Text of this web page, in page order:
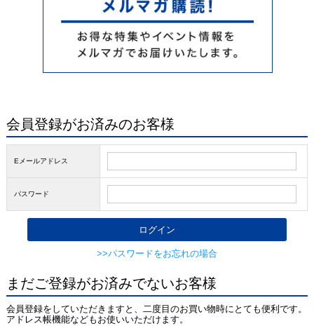
会員登録がお済みのお客様
Eメールアドレス
パスワード
>>パスワードをお忘れの場合
まだご登録がお済みでないお客様
会員登録をしていただきますと、二度目のお買い物時にとても便利です。
アドレス帳機能などもお使いいただけます。